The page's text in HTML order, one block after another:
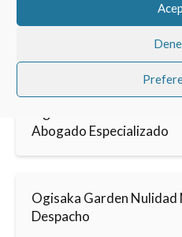
Abogado Especializado
Ogisaka Garden
Despacho